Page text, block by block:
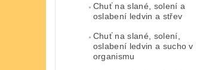
Chuť na slané, solení a
oslabení ledvin a střev
Chuť na slané, solení,
oslabení ledvin a sucho v
organismu